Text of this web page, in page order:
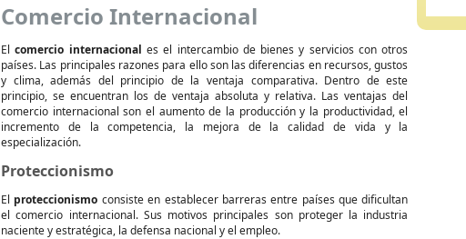
Comercio Internacional
Elcomercio internacional es el intercambio de bienes y servicios con otros
países. Las principales razones para ello son las diferencias en recursos, gustos
y clima, además del principio de la ventaja comparativa. Dentro de este
principio, se encuentran los de ventaja absoluta y relativa. Las ventajas del
comercio internacional son el aumento de la producción y la productividad, el
incremento de la competencia, la mejora de la calidad de vida y la
especialización.
Proteccionismo
El proteccionismo consiste en establecer barreras entre países que dificultan
el comercio internacional. Sus motivos principales son proteger la industria
naciente y estratégica, la defensa nacional y el empleo.